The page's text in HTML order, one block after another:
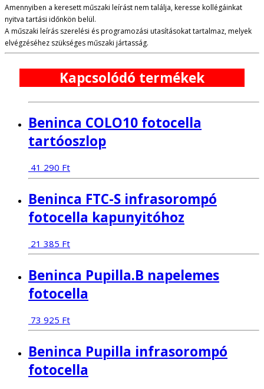
Amennyiben a keresett műszaki leírást nem találja, keresse kollégáinkat
nyitva tartási időnkön belül.
A műszaki leírás szerelési és programozási utasításokat tartalmaz, melyek
elvégzéséhez szükséges műszaki jártasság.
Kapcsolódó termékek
Beninca COLO10 fotocella
tartóoszlop
41 290 Ft
Beninca FTC-S infrasorompó
fotocella kapunyitóhoz
21 385 Ft
Beninca Pupilla.B napelemes
fotocella
73 925 Ft
Beninca Pupilla infrasorompó
fotocella